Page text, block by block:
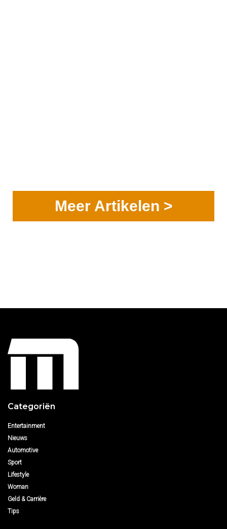
Meer Artikelen >
Categoriën
Entertainment
Nieuws
Automotive
Sport
Lifestyle
Woman
Geld & Carrière
Tips